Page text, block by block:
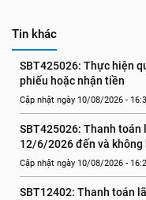
Tin khác
SBT425026: Thực hiện
phiếu hoặc nhận tiền
Cập nhật ngày 10/08/2026 -
SBT425026: Thanh
12/6/2026 đến và
Cập nhật ngày 10/08/2026 -
SBT12402: Thanh toán